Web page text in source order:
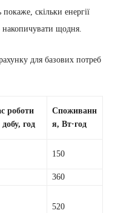
скільки енергії
накопичувати щодня.
для базових потреб
роботи
год
Споживанн
я, Вт·год
150
360
520